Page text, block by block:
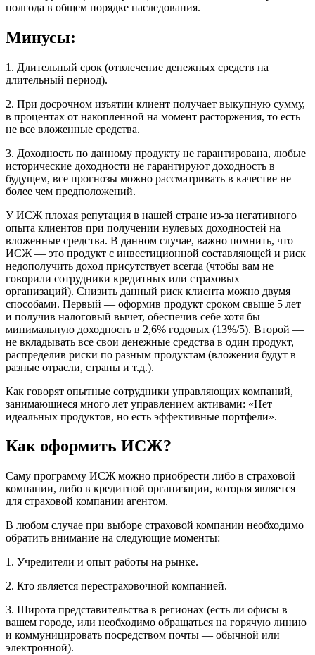
полгода в общем порядке наследования.
Минусы:
1. Длительный срок (отвлечение денежных средств на
длительный период).
2. При досрочном изъятии клиент получает выкупную сумму,
в процентах от накопленной на момент расторжения, то есть
не все вложенные средства.
3. Доходность по данному продукту не гарантирована, любые
исторические доходности не гарантируют доходность в
будущем, все прогнозы можно рассматривать в качестве не
более чем предположений.
У ИСЖ плохая репутация в нашей стране из-за негативного
опыта клиентов при получении нулевых доходностей на
вложенные средства. В данном случае, важно помнить, что
ИСЖ — это продукт с инвестиционной составляющей и риск
недополучить доход присутствует всегда (чтобы вам не
говорили сотрудники кредитных или страховых
организаций). Снизить данный риск клиента можно двумя
способами. Первый — оформив продукт сроком свыше 5 лет
и получив налоговый вычет, обеспечив себе хотя бы
минимальную доходность в 2,6% годовых (13%/5). Второй —
не вкладывать все свои денежные средства в один продукт,
распределив риски по разным продуктам (вложения будут в
разные отрасли, страны и т.д.).
Как говорят опытные сотрудники управляющих компаний,
занимающиеся много лет управлением активами: «Нет
идеальных продуктов, но есть эффективные портфели».
Как оформить ИСЖ?
Саму программу ИСЖ можно приобрести либо в страховой
компании, либо в кредитной организации, которая является
для страховой компании агентом.
В любом случае при выборе страховой компании необходимо
обратить внимание на следующие моменты:
1. Учредители и опыт работы на рынке.
2. Кто является перестраховочной компанией.
3. Широта представительства в регионах (есть ли офисы в
вашем городе, или необходимо обращаться на горячую линию
и коммуницировать посредством почты — обычной или
электронной).